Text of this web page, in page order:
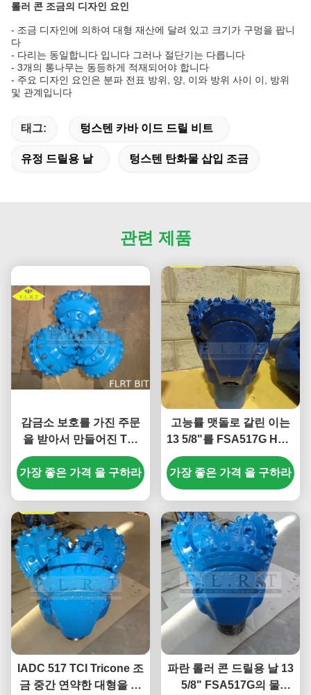
롤러 콘 조금의 디자인 요인
- 조금 디자인에 의하여 대형 재산에 달려 있고 크기가 구멍을 팝니
다
- 다리는 동일합니다 입니다 그러나 절단기는 다릅니다
- 3개의 통나무는 동등하게 적재되어야 합니다
- 주요 디자인 요인은 분파 전표 방위, 양, 이와 방위 사이 이, 방위
및 관계입니다
태그: 텅스텐 카바 이드 드릴 비트
유정 드릴용 날 텅스텐 탄화물 삽입 조금
관련 제품
감금소 보호를 가진 주문
을 받아서 만들어진 TCI
Tricone 조금 고무에 의하
여 밀봉되는 롤러 베어링
가장 좋은 가격 을 구하라
고능률 맷돌로 갈린 이는
13 5/8"를 FSA517G HDD
드릴링 공구 API-7-1 기준
물었습니다
가장 좋은 가격 을 구하라
IADC 517 TCI Tricone 조
금 중간 연약한 대형을 위
파란 롤러 콘 드릴용 날 13
5/8" FSA517G의 물